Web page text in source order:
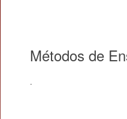
Métodos de
.